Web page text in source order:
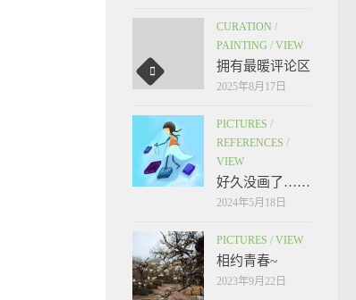
CURATION /
PAINTING / VIEW
拥有最暖评论区
2025年8月17日
PICTURES /
REFERENCES /
VIEW
好久没画了……
2024年5月18日
PICTURES / VIEW
相约青春~
2023年9月22日